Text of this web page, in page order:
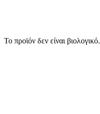
Το προϊόν δεν είναι βιολογικό.